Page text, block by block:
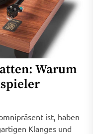
Warum
ist, haben
Klanges und